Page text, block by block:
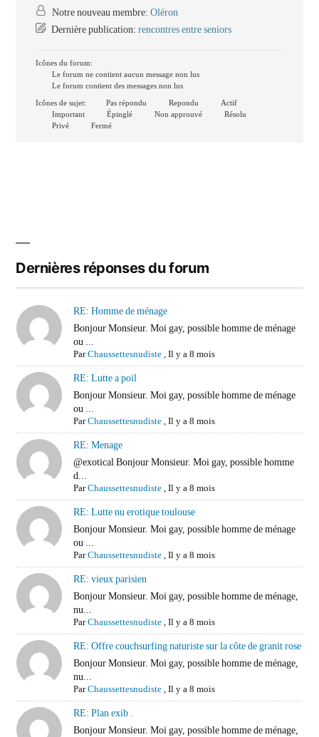
Notre nouveau membre: Oléron
Dernière publication: rencontres entre seniors
Icônes du forum:
Le forum ne contient aucun message non lus
Le forum contient des messages non lus
Icônes de sujet:
Pas répondu Repondu
Actif
Important
Épinglé Non approuvé
Résolu
Privé
Fermé
Dernières réponses du forum
RE: Homme de ménage
Bonjour Monsieur. Moi gay, possible homme de ménage
ou ...
ParChaussettesnudiste,Il y a 8 mois
RE: Lutte a poil
Bonjour Monsieur. Moi gay, possible homme de ménage
ou ...
ParChaussettesnudiste,Il y a 8 mois
RE: Menage
@exotical Bonjour Monsieur. Moi gay, possible homme
d...
ParChaussettesnudiste,Il y a 8 mois
RE: Lutte nu erotique toulouse
Bonjour Monsieur. Moi gay, possible homme de ménage
ou ...
ParChaussettesnudiste,Il y a 8 mois
RE: vieux parisien
Bonjour Monsieur. Moi gay, possible homme de ménage,
nu...
ParChaussettesnudiste,Il y a 8 mois
RE: Offre couchsurfing naturiste sur la côte de granit rose
Bonjour Monsieur. Moi gay, possible homme de ménage,
nu...
ParChaussettesnudiste,Il y a 8 mois
RE: Plan exib .
Bonjour Monsieur. Moi gay, possible homme de ménage,